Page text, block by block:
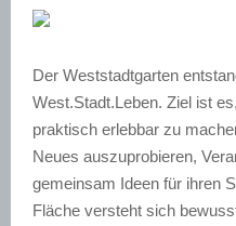
Der Weststadtgarten
West.Stadt.Leben. Ziel ist
praktisch erlebbar zu
Neues auszuprobieren,
gemeinsam Ideen für ihren
Fläche versteht sich